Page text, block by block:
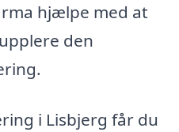
hjælpe med at
den
i Lisbjerg får du